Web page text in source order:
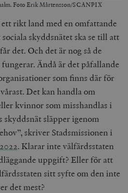
Foto Erik Mårtensson/SCANPIX
ett rikt land med en omfattande
skyddsnätet ska se till att
det. Och det är nog så de
Ändå är det påfallande
som finns där för
Det kan handla om
kvinnor som misshandlas i
skyddsnät släpper igenom
skriver Stadsmissionen i
. Klarar inte välfärdsstaten
uppgift? Eller för att
sitt syfte om den inte
det mest?